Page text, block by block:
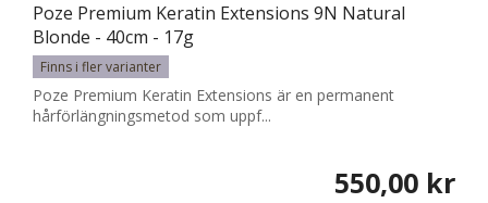
Poze Premium Keratin Extensions 9N Natural
Blonde - 40cm - 17g
Finns i fler varianter
Poze Premium Keratin Extensions är en permanent
hårförlängningsmetod som uppf...
550,00 kr